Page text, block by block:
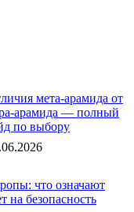
мета-арамида от
арамида — полный
по выбору
что означают
на безопасность